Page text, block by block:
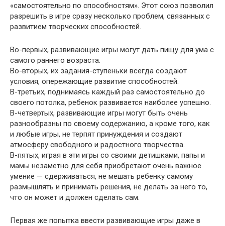
«самостоятельно по способностям». Этот союз позволил
разрешить в игре сразу несколько проблем, связанных с
развитием творческих способностей.
Во-первых, развивающие игры могут дать пищу для ума с
самого раннего возраста.
Во-вторых, их задания-ступеньки всегда создают
условия, опережающие развитие способностей.
В-третьих, поднимаясь каждый раз самостоятельно до
своего потолка, ребенок развивается наиболее успешно.
В-четвертых, развивающие игры могут быть очень
разнообразны по своему содержанию, а кроме того, как
и любые игры, не терпят принуждения и создают
атмосферу свободного и радостного творчества.
В-пятых, играя в эти игры со своими детишками, папы и
мамы незаметно для себя приобретают очень важное
умение — сдерживаться, не мешать ребенку самому
размышлять и принимать решения, не делать за него то,
что он может и должен сделать сам.
Первая же попытка ввести развивающие игры даже в